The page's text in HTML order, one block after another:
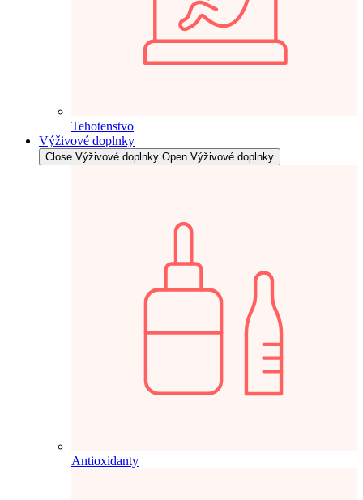
Tehotenstvo
Výživové doplnky
Close Výživové doplnky Open Výživové doplnky
Antioxidanty